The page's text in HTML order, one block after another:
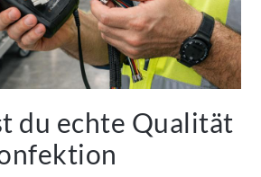
du echte Qualität